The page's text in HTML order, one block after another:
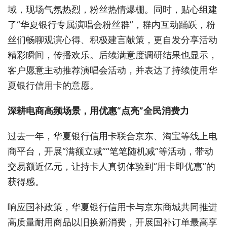
域，现场气氛热烈，粉丝热情爆棚。同时，贴心组建
了“华夏银行专属演唱会粉丝群”，群内互动踊跃，粉
丝们畅聊观演心得、积极建言献策，更自发分享活动
精彩瞬间，传播欢乐。后续满意度调研结果也显示，
客户愿意主动推荐演唱会活动，并表达了持续使用华
夏银行信用卡的意愿。
深耕电商高频场景，用优惠“点亮”全民消费力
过去一年，华夏银行信用卡联合京东、淘宝等线上电
商平台，开展“满额立减”“笔笔随机减”等活动，带动
交易额近亿元，让持卡人真切体验到“用卡即优惠”的
获得感。
响应国补政策，华夏银行信用卡与京东商城共同推进
高质量耐用商品以旧换新消费，开展国补订单最高享